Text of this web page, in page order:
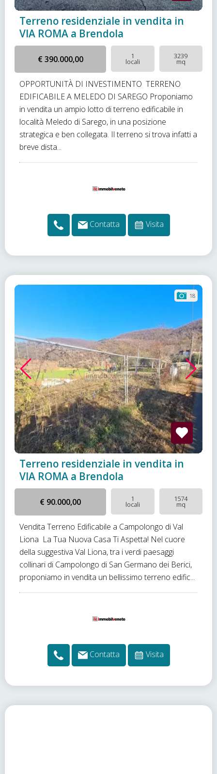
Terreno residenziale in vendita in
VIA ROMA a Brendola
€ 390.000,00 1
locali
3239
mq
OPPORTUNITÀ DI INVESTIMENTO  TERRENO
EDIFICABILE A MELEDO DI SAREGO Proponiamo
in vendita un ampio lotto di terreno edificabile in
località Meledo di Sarego, in una posizione
strategica e ben collegata. Il terreno si trova infatti a
breve dista...
Contatta Visita
18
Terreno residenziale in vendita in
VIA ROMA a Brendola
€ 90.000,00 1
locali
1574
mq
Vendita Terreno Edificabile a Campolongo di Val
Liona  La Tua Nuova Casa Ti Aspetta! Nel cuore
della suggestiva Val Liona, tra i verdi paesaggi
collinari di Campolongo di San Germano dei Berici,
proponiamo in vendita un bellissimo terreno edific...
Contatta Visita